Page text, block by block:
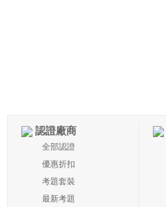
認證廠商
全部認證
優惠折扣
考題套裝
最新考題